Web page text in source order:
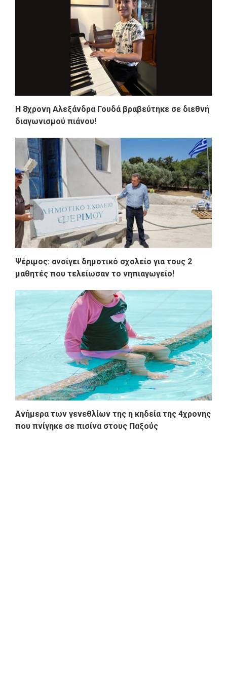
Η 8χρονη Αλεξάνδρα Γουδά βραβεύτηκε σε διεθνή
διαγωνισμού πιάνου!
Ψέριμος: ανοίγει δημοτικό σχολείο για τους 2
μαθητές που τελείωσαν το νηπιαγωγείο!
Ανήμερα των γενεθλίων της η κηδεία της 4χρονης
που πνίγηκε σε πισίνα στους Παξούς